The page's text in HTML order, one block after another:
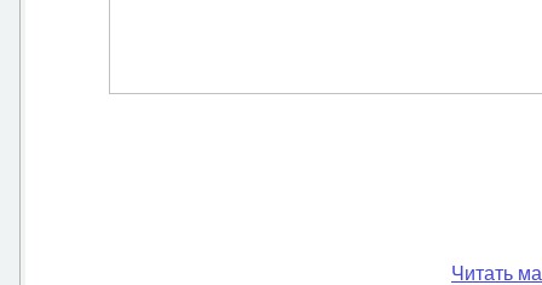
Читать